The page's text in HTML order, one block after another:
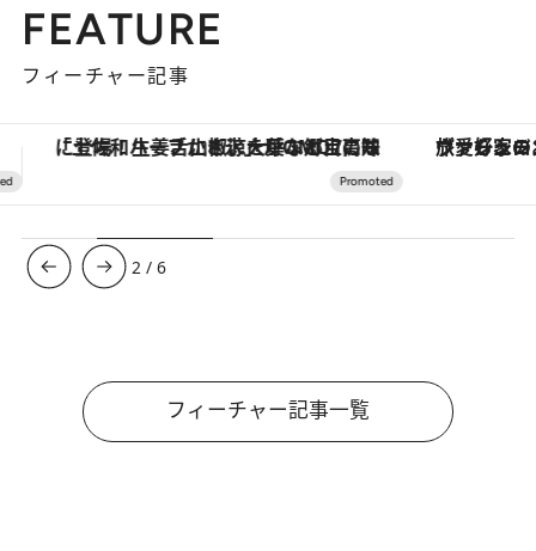
FEATURE
フィーチャー記事
ヴァシュロン・コンスタンタン「オーヴァーシーズ・オートマティック」。旅愛好家のお気に入りコレクションから、ジェンダーレスな新作が登場 【銀座で出合う最旬美容】美髪ケアや上質
3 /6
フィーチャー記事一覧